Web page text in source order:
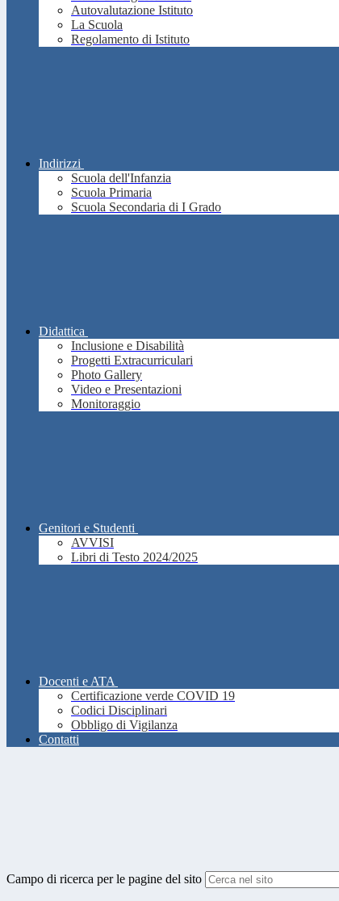
Autovalutazione Istituto
La Scuola
Regolamento di Istituto
Indirizzi
Scuola dell'Infanzia
Scuola Primaria
Scuola Secondaria di I Grado
Didattica
Inclusione e Disabilità
Progetti Extracurriculari
Photo Gallery
Video e Presentazioni
Monitoraggio
Genitori e Studenti
AVVISI
Libri di Testo 2024/2025
Docenti e ATA
Certificazione verde COVID 19
Codici Disciplinari
Obbligo di Vigilanza
Contatti
Campo di ricerca per le pagine del sito